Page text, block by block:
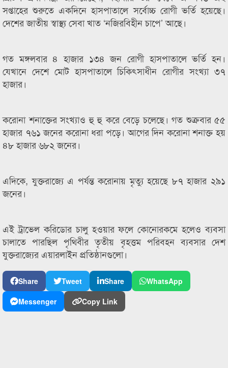
সপ্তাহের শুরুতে একদিনে হাসপাতালে সর্বোচ্চ রোগী ভর্তি হয়েছে।
দেশের জাতীয় স্বাস্থ্য সেবা খাত ‘নজিরবিহীন চাপে’ আছে।
গত মঙ্গলবার ৪ হাজার ১৩৪ জন রোগী হাসপাতালে ভর্তি হন।
যেখানে দেশে মোট হাসপাতালে চিকিৎসাধীন রোগীর সংখ্যা ৩৭
হাজার।
করোনা শনাক্তের সংখ্যাও হু হু করে বেড়ে চলেছে। গত শুক্রবার ৫৫
হাজার ৭৬১ জনের করোনা ধরা পড়ে। আগের দিন করোনা শনাক্ত হয়
৪৮ হাজার ৬৮২ জনের।
এদিকে, যুক্তরাজ্যে এ পর্যন্ত করোনায় মৃত্যু হয়েছে ৮৭ হাজার ২৯১
জনের।
এই ট্রাভেল করিডোর চালু হওয়ার ফলে কোনোরকমে হলেও ব্যবসা
চালাতে পারছিল পৃথিবীর তৃতীয় বৃহত্তম পরিবহন ব্যবসার দেশ
যুক্তরাজ্যের এয়ারলাইন প্রতিষ্ঠানগুলো।
Share Tweet Share
WhatsApp
Messenger
Copy Link